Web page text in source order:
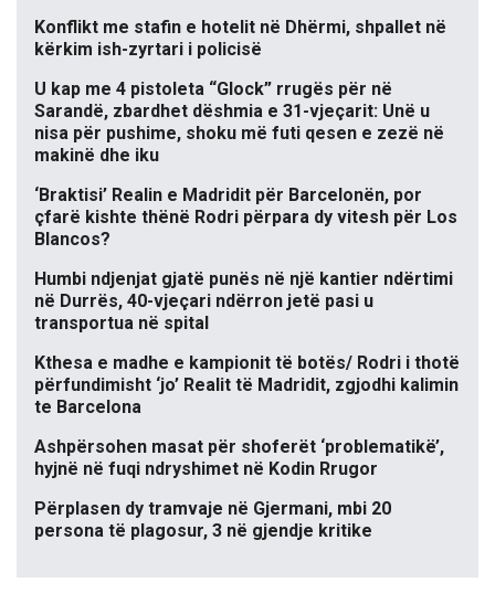
Konflikt me stafin e hotelit në Dhërmi, shpallet në
kërkim ish-zyrtari i policisë
U kap me 4 pistoleta “Glock” rrugës për në
Sarandë, zbardhet dëshmia e 31-vjeçarit: Unë u
nisa për pushime, shoku më futi qesen e zezë në
makinë dhe iku
‘Braktisi’ Realin e Madridit për Barcelonën, por
çfarë kishte thënë Rodri përpara dy vitesh për Los
Blancos?
Humbi ndjenjat gjatë punës në një kantier ndërtimi
në Durrës, 40-vjeçari ndërron jetë pasi u
transportua në spital
Kthesa e madhe e kampionit të botës/ Rodri i thotë
përfundimisht ‘jo’ Realit të Madridit, zgjodhi kalimin
te Barcelona
Ashpërsohen masat për shoferët ‘problematikë’,
hyjnë në fuqi ndryshimet në Kodin Rrugor
Përplasen dy tramvaje në Gjermani, mbi 20
persona të plagosur, 3 në gjendje kritike